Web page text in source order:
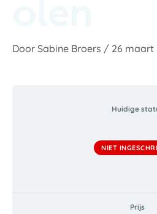
Door Sabine Broers / 26 maart
Huidige
NIET
Prijs